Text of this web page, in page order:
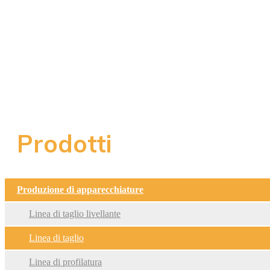
Prodotti
Produzione di apparecchiature
Linea di taglio livellante
Linea di taglio
Linea di profilatura